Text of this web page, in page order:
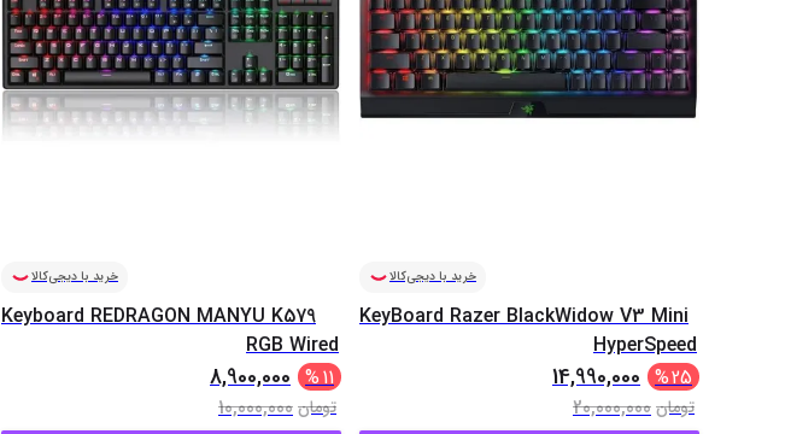
خرید با دیجی‌کالا
Keyboard REDRAGON MANYU K579
RGB Wired
8,900,000 %11
10,000,000تومان
خرید با دیجی‌کالا
KeyBoard Razer BlackWidow V3 Mini
HyperSpeed
14,990,000 %25
20,000,000تومان